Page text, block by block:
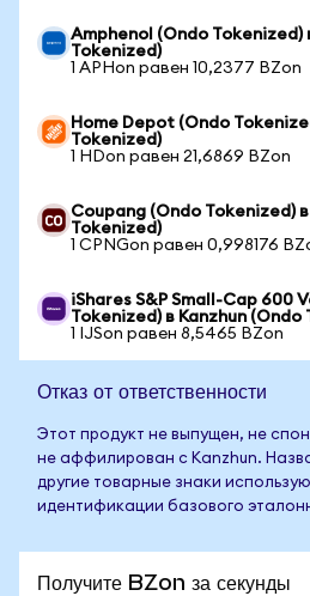
Amphenol (Ondo Tokenized)
Tokenized)
1 APHon равен 10,2377 BZon
Home Depot (Ondo
Tokenized)
1 HDon равен 21,6869 BZon
Coupang (Ondo Tokenized)
Tokenized)
1 CPNGon равен 0,998176
iShares S&P Small-Cap 600
Tokenized) в Kanzhun (Ondo
1 IJSon равен 8,5465 BZon
Отказ от ответственности
Этот продукт не выпущен, не
не аффилирован с Kanzhun.
другие товарные знаки
идентификации базового
Получите BZon за секунды